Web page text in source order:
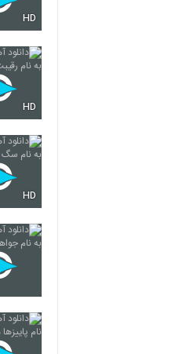
HD
HD
HD